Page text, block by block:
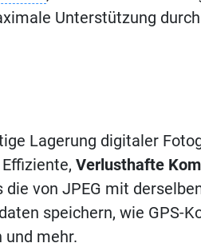
Unterstützung
Lagerung digitaler
Verlusthafte
von JPEG mit
speichern, wie GPS-
und mehr.